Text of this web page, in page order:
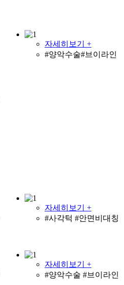
자세히보기 +
#양악수술#브이라인
자세히보기 +
#사각턱 #안면비대칭
자세히보기 +
#양악수술 #브이라인